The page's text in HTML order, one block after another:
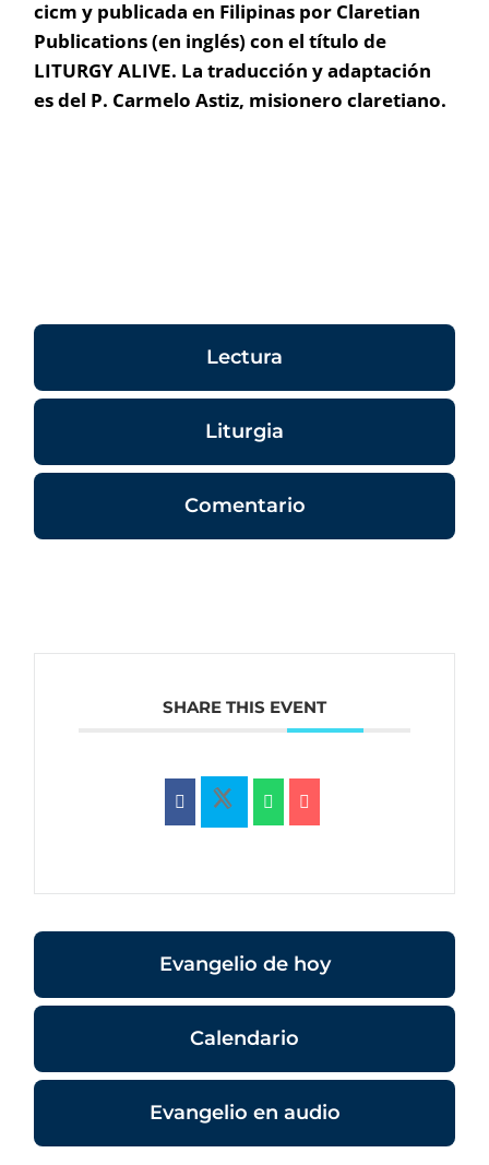
cicm y publicada en Filipinas por Claretian
Publications (en inglés) con el título de
LITURGY ALIVE. La traducción y adaptación
es del P. Carmelo Astiz, misionero claretiano.
Lectura
Liturgia
Comentario
SHARE THIS EVENT
Evangelio de hoy
Calendario
Evangelio en audio